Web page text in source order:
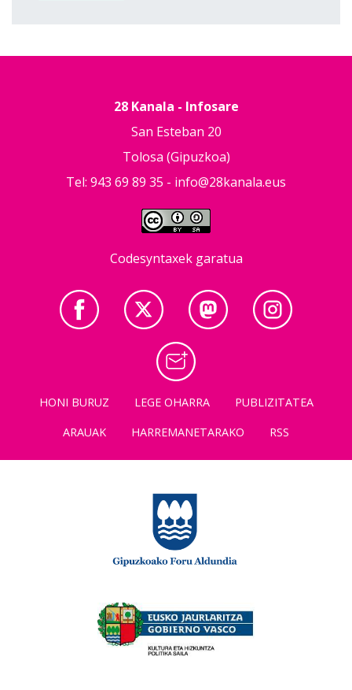
28 Kanala - Infosare
San Esteban 20
Tolosa (Gipuzkoa)
Tel: 943 69 89 35 - info@28kanala.eus
Codesyntaxek garatua
HONI BURUZ LEGE OHARRA
PUBLIZITATEA
ARAUAK
HARREMANETARAKO RSS